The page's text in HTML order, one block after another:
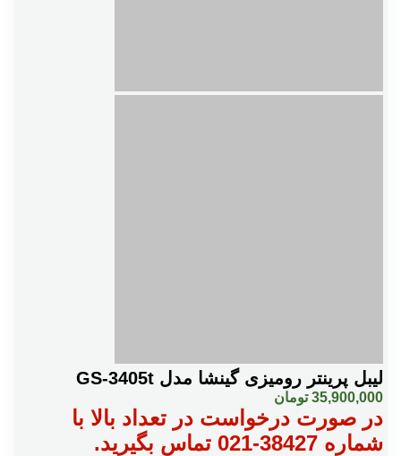
لیبل پرینتر رومیزی گینشا مدل GS-3405t
35,900,000 تومان
در صورت درخواست در تعداد بالا با
شماره 38427-021 تماس بگیرید.